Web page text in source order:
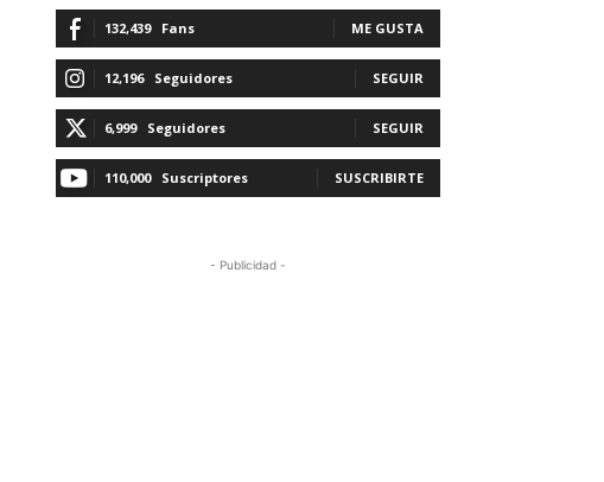
132,439 Fans ME GUSTA
12,196 Seguidores SEGUIR
6,999 Seguidores SEGUIR
110,000 Suscriptores SUSCRIBIRTE
- Publicidad -